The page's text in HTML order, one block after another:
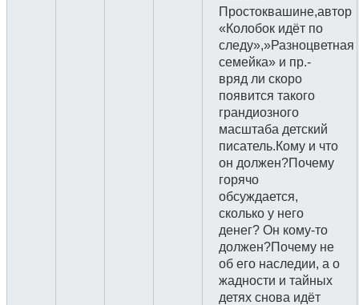
Простоквашине,автор
«Колобок идёт по
следу»,»Разноцветная
семейка» и пр.-
вряд ли скоро
появится такого
грандиозного
масштаба детский
писатель.Кому и что
он должен?Почему
горячо
обсуждается,
сколько у него
денег? Он кому-то
должен?Почему не
об его наследии, а о
жадности и тайных
детях снова идёт